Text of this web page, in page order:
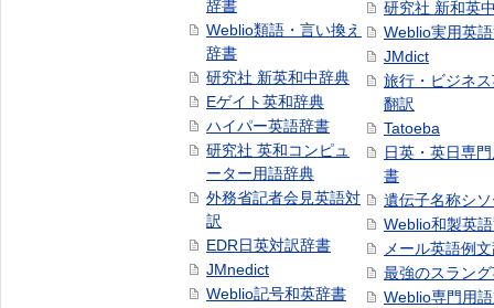
辞書
Weblio類語・言い換え
辞書
研究社 新英和中辞典
Eゲイト英和辞典
ハイパー英語辞書
研究社 英和コンピュ
ーター用語辞典
外務省記者会見英語対
訳
EDR日英対訳辞書
JMnedict
Weblio記号和英辞書
研究社 新和英
Weblio実用英
JMdict
旅行・ビジネ
翻訳
Tatoeba
日英・英日専
書
遺伝子名称シ
Weblio和製英
メール英語例
最強のスラン
Weblio専門用